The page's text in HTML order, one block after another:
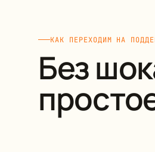
КАК ПЕРЕХОДИМ НА
Без